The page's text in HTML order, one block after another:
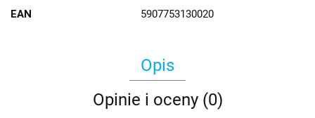
EAN 5907753130020
Opis
Opinie i oceny (0)